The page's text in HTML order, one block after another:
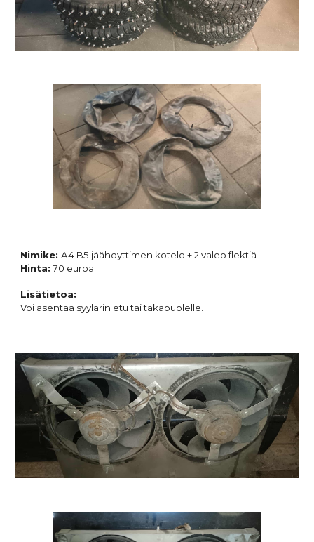
Nimike:A4 B5 jäähdyttimen kotelo + 2 valeo flektiä
Hinta: 70 euroa
Lisätietoa:
Voi asentaa syylärin etu tai takapuolelle.